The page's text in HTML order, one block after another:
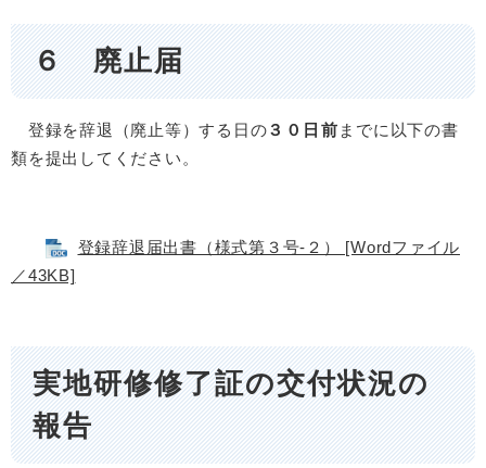
６ 廃止届
登録を辞退（廃止等）する日の３０日前 までに以下の書
類を提出してください。
登録辞退届出書（様式第３号‐２） [Wordファイル
／43KB]
実地研修修了証の交付状況の
報告